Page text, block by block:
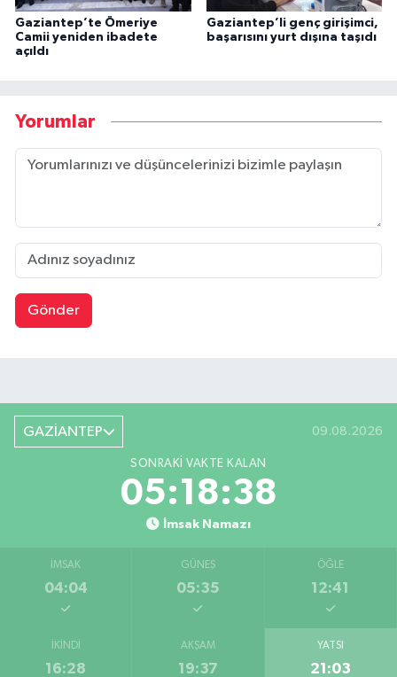
Gaziantep’te Ömeriye
Camii yeniden ibadete
açıldı
Gaziantep’li genç girişimci,
başarısını yurt dışına taşıdı
Yorumlar
Gönder
GAZİANTEP 09.08.2026
SONRAKI VAKTE KALAN
05:18:37
İmsak Namazı
İMSAK
04:04
GÜNEŞ
05:35
ÖĞLE
12:41
İKINDI
16:28
AKŞAM
19:37
YATSI
21:03